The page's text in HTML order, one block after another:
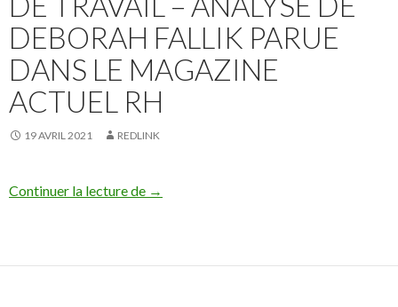
DEBORAH FALLIK PARUE
DANS LE MAGAZINE
ACTUEL RH
19 AVRIL 2021 REDLINK
Continuer la lecture de CSP : le délai de prescription de 12
→